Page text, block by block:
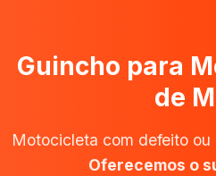
Guincho para
de
Motocicleta com defeito
Oferecemos o